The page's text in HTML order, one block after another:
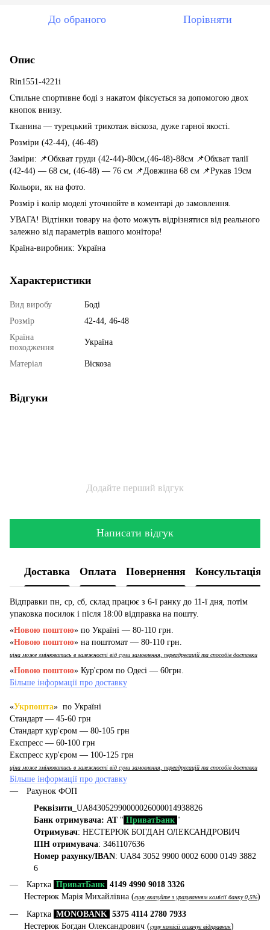
До обраного Порівняти
Опис
Rin1551-4221i
Стильне спортивне боді з накатом фіксується за допомогою двох
кнопок внизу.
Тканина — турецький трикотаж віскоза, дуже гарної якості.
Розміри (42-44), (46-48)
Заміри: 📌Обхват груди (42-44)-80см,(46-48)-88см 📌Обхват талії
(42-44) — 68 см, (46-48) — 76 см 📌Довжина 68 см 📌Рукав 19см
Кольори, як на фото.
Розмір і колір моделі уточнюйте в коментарі до замовлення.
УВАГА! Відтінки товару на фото можуть відрізнятися від реального
залежно від параметрів вашого монітора!
Країна-виробник: Україна
Характеристики
Вид виробу
Боді
Розмір
42-44, 46-48
Країна
походження
Україна
Матеріал Віскоза
Відгуки
Додайте перший відгук
Написати відгук
Доставка Оплата Повернення Консультація
Відправки пн, ср, сб, склад працює з 6-ї ранку до 11-ї дня, потім
упаковка посилок і після 18:00 відправка на пошту.
«Новою поштою» по Україні — 80-110 грн.
«Новою поштою» на поштомат — 80-110 грн.
ціна може змінюватись в залежності від суми замовлення, переадресацій та способів доставки
«Новою поштою» Кур'єром по Одесі — 60грн.
Більше інформації про доставку
«Укрпошта» по Україні
Стандарт — 45-60 грн
Стандарт кур'єром — 80-105 грн
Експресс — 60-100 грн
Експресс кур'єром — 100-125 грн
ціна може змінюватись в залежності від суми замовлення, переадресацій та способів доставки
Більше інформації про доставку
Рахунок ФОП
Реквізити _UA843052990000026000014938826
Банк отримувача: АТ" ПриватБанк "
Отримувач: НЕСТЕРЮК БОГДАН ОЛЕКСАНДРОВИЧ
ІПН отримувача: 3461107636
Номер рахунку/IBAN: UA84 3052 9900 0002 6000 0149 3882
6
Картка ПриватБанк 4149 4990 9018 3326
Нестерюк Марія Михайлівна (суму вказуйте з урахуванням комісії банку 0,5%)
Картка MONOBANK 5375 4114 2780 7933
Нестерюк Богдан Олександрович (суму комісії оплачує відправник)